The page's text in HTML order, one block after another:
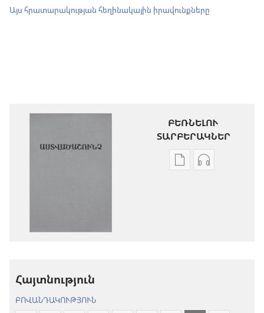
Այս հրատարակության հեղինակային իրավունքները
ԲԵՌՆԵԼՈՒ
ՏԱՐԲԵՐԱԿՆԵՐ
Թվային
Հայտնություն
ԲՈՎԱՆԴԱԿՈՒԹՅՈՒՆ